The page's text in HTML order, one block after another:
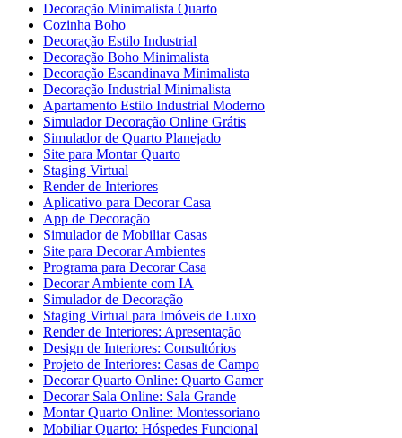
Decoração Minimalista Quarto
Cozinha Boho
Decoração Estilo Industrial
Decoração Boho Minimalista
Decoração Escandinava Minimalista
Decoração Industrial Minimalista
Apartamento Estilo Industrial Moderno
Simulador Decoração Online Grátis
Simulador de Quarto Planejado
Site para Montar Quarto
Staging Virtual
Render de Interiores
Aplicativo para Decorar Casa
App de Decoração
Simulador de Mobiliar Casas
Site para Decorar Ambientes
Programa para Decorar Casa
Decorar Ambiente com IA
Simulador de Decoração
Staging Virtual para Imóveis de Luxo
Render de Interiores: Apresentação
Design de Interiores: Consultórios
Projeto de Interiores: Casas de Campo
Decorar Quarto Online: Quarto Gamer
Decorar Sala Online: Sala Grande
Montar Quarto Online: Montessoriano
Mobiliar Quarto: Hóspedes Funcional